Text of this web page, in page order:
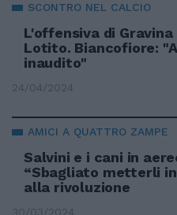
SCONTRO NEL CALCIO
L'offensiva di
Lotito. Biancofiore:
inaudito"
24/04/2024
AMICI A QUATTRO ZAMPE
Salvini e i cani in
“Sbagliato metterli in
alla rivoluzione
30/03/2024